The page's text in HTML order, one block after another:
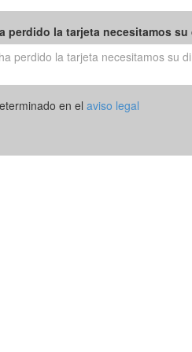
perdido la tarjeta necesitamos
en el aviso legal